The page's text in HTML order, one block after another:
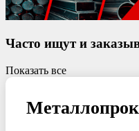
Часто ищут и
Показать все